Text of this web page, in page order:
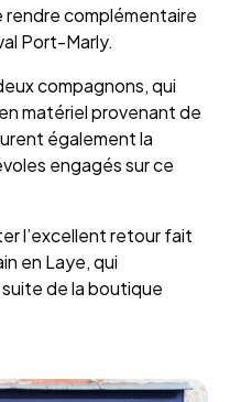
complémentaire
Port-Marly.
compagnons, qui
matériel provenant de
également la
engagés sur ce
l’excellent retour fait
en Laye, qui
de la boutique